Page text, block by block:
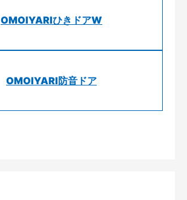
OMOIYARIひきドアW
OMOIYARI防音ドア